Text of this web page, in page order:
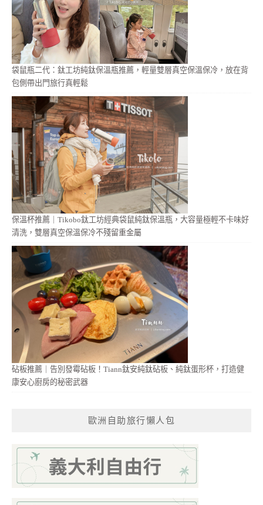
袋鼠瓶二代：鈦工坊純鈦保溫瓶推薦，輕量雙層真空保溫保冷，放在背
包側帶出門旅行真輕鬆
保溫杯推薦｜Tikobo鈦工坊經典袋鼠純鈦保溫瓶，大容量極輕不卡味好
清洗，雙層真空保溫保冷不殘留重金屬
砧板推薦｜告別發霉砧板！Tiann鈦安純鈦砧板、純鈦蛋形杯，打造健
康安心廚房的秘密武器
歐洲自助旅行懶人包